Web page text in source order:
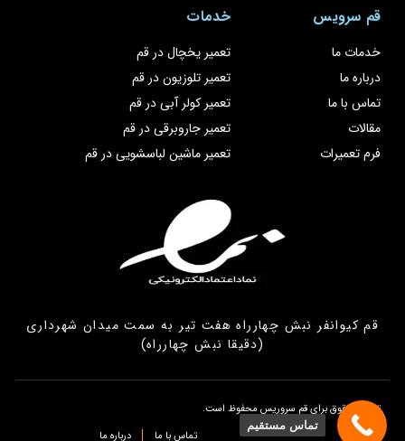
قم سرویس
خدمات ما
درباره ما
تماس با ما
مقالات
فرم تعمیرات
خدمات
تعمیر یخچال در قم
تعمیر تلوزیون در قم
تعمیر کولر آبی در قم
تعمیر جاروبرقی در قم
تعمیر ماشین لباسشویی در قم
قم کیوانفر نبش چهارراه هفت تیر به سمت میدان شهرداری
(دقیقا نبش چهارراه)
تمامی حقوق برای قم سروریس محفوظ است.
تماس با ما
درباره ما
تماس مستقیم